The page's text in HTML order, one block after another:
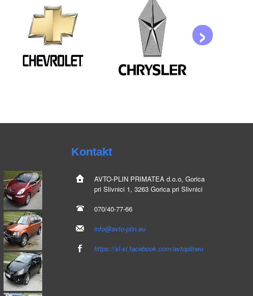
›
Kontakt
AVTO-PLIN PRIMATEA d.o.o, Gorica
pri Slivnici 1, 3263 Gorica pri Slivnici
070/40-77-66
info@avto-plin.eu
https://sl-si.facebook.com/avtoplineu